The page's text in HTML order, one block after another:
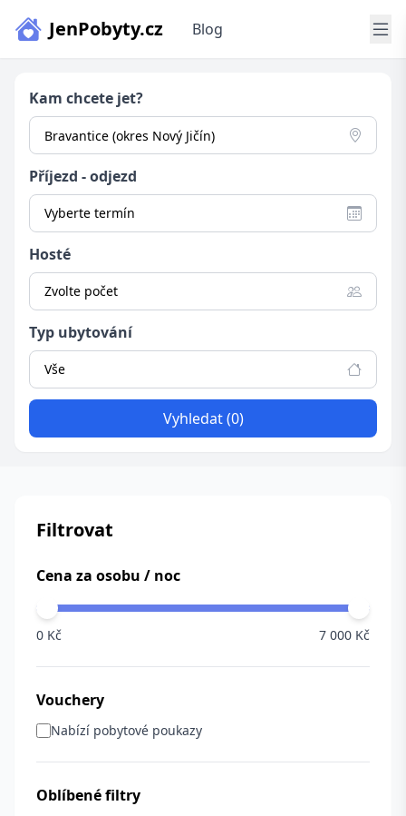
JenPobyty.cz Blog
Kam chcete jet?
Příjezd - odjezd
Vyberte termín
Hosté
Zvolte počet
Typ ubytování
Vše
Vyhledat (0)
Filtrovat
Cena za osobu / noc
0 Kč 7 000 Kč
Vouchery
Nabízí pobytové poukazy
Oblíbené filtry